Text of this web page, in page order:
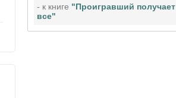
- к книге "Проигравший получает
все"